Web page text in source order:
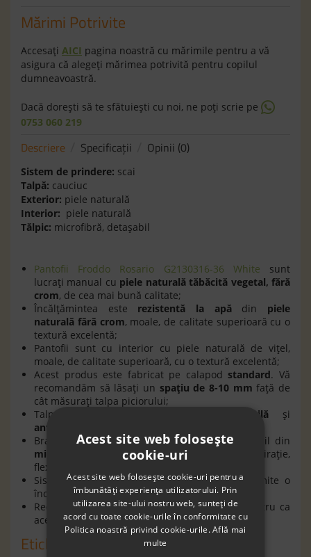
Mărimi Potrivite
Accesaţi AICI pagina noastră cu mărimile pentru a vă
asigura că alegeţi mărimea potrivită pentru copilul
dumneavoastră.
Dacă doreşti să te sfătuieşti cu noi, ne poţi scrie pe
0753 060 219
Descriere Specificaţii Opinii (0)
Sistem de prindere: scai
Talpă: cauciuc
Exterior: piele naturală
Interior: piele naturală
Tălpic: microfibră, detaşabil
Pantofii Froddo Rosario G2130316-36 White sunt
lucraţi manual cu piele naturală tăbăcită vegetal, fără
crom, de cea mai bună calitate;
Încălţămintea este rezistentă la apă din piele
naturală fără crom, moale, de calitate superioară cu o
textură excelentă;
Pantofii sunt cu interior cu piele naturală de viţel,
moale, de calitate superioară, cu o textură excelentă;
Acest produs este fabricat pe calapod standard. Vă
recomandăm să lăsaţi un spaţiu de 8-10 mm faţă de
cât măsuraţi talpa piciorului;
Talpa din cauciuc este
foarte flexibilă şi
antiderapantă
Branţul (talpă interioară) antibacterian detaşabil din
microfibr
oferă piciorului o bună respiraţie,
flexibilitate şi confort în timpul mersului;
Sistemul de prindere cu barete tiparicipermite o
încălţare rapidă a copilului;
Recomandaţi copiilor încă de la primii paşi pentru ca
aceştia să deprindă un mers sănătos şi natural.
Etichete
Acest site web folosește
cookie-uri
Acest site web folosește cookie-uri pentru a
îmbunătăți experiența utilizatorului. Prin
utilizarea site-ului nostru web, sunteți de
acord cu toate cookie-urile în conformitate cu
Politica noastră privind cookie-urile.Află mai
multe